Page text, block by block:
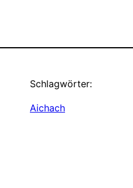
Schlagwörter:
Aichach